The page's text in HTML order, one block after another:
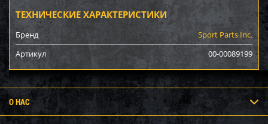
ТЕХНИЧЕСКИЕ ХАРАКТЕРИСТИКИ
Бренд
Sport Parts Inc.
Артикул
00-00089199
О НАС